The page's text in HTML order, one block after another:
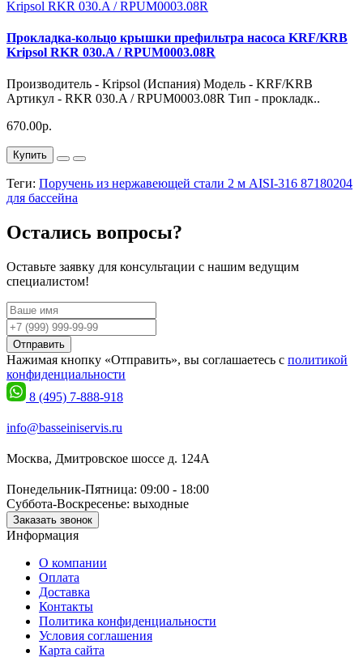
Прокладка-кольцо крышки префильтра насоса KRF/KRB
Kripsol RKR 030.A / RPUM0003.08R
Производитель - Kripsol (Испания) Модель - KRF/KRB
Артикул - RKR 030.A / RPUM0003.08R Тип - прокладк..
670.00р.
Купить
Теги: Поручень из нержавеющей стали 2 м AISI-316 87180204
для бассейна
Остались вопросы?
Оставьте заявку для консультации с нашим ведущим
специалистом!
Отправить
Нажимая кнопку «Отправить», вы соглашаетесь с политикой
конфиденциальности
8 (495) 7-888-918
info@basseiniservis.ru
Москва, Дмитровское шоссе д. 124А
Понедельник-Пятница: 09:00 - 18:00
Суббота-Воскресенье: выходные
Заказать звонок
Информация
О компании
Оплата
Доставка
Контакты
Политика конфиденциальности
Условия соглашения
Карта сайта